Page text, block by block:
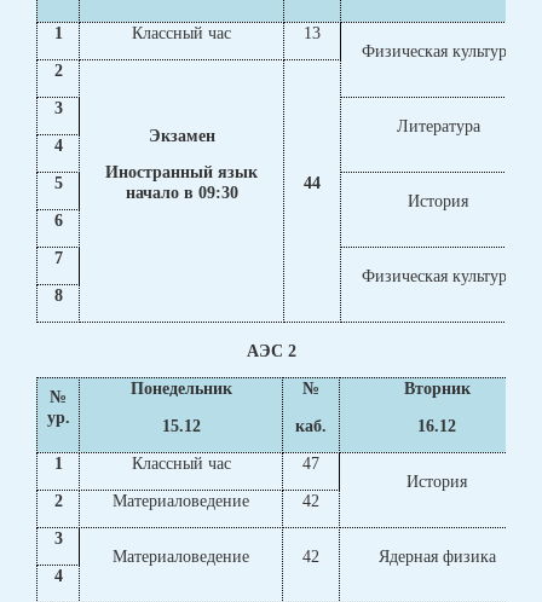
1
Классный час
13
Физическая культура
2
Экзамен
Иностранный язык
начало в 09:30
44
3
Литература
4
5
История
6
7
Физическая культура
8
АЭС 2
№
ур.
Понедельник
15.12
№
каб.
Вторник
16.12
1
Классный час
47
История
2
Материаловедение
42
3
Материаловедение
42
Ядерная физика
4